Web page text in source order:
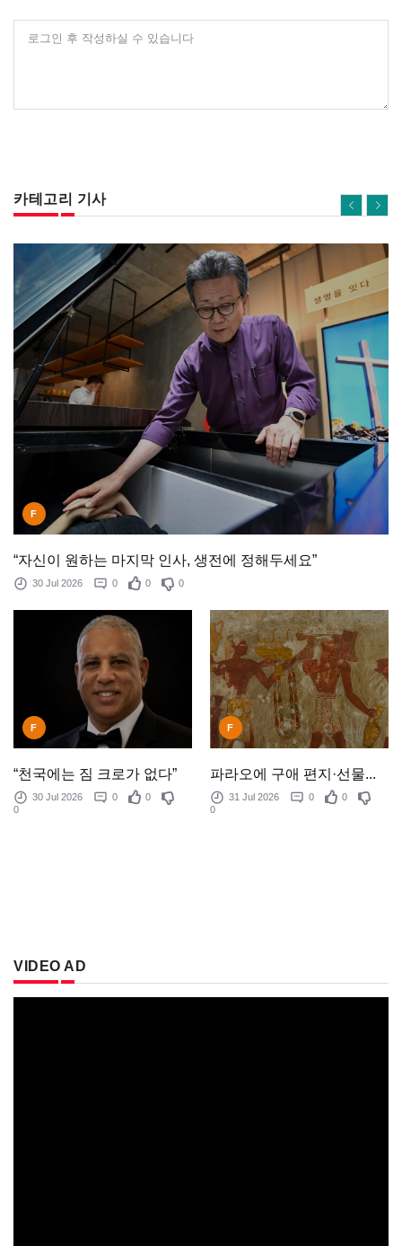
로그인 후 작성하실 수 있습니다
카테고리 기사
F
“자신이 원하는 마지막 인사, 생전에 정해두세요”
30 Jul 2026 0 0 0
F
“천국에는 짐 크로가 없다”
30 Jul 2026 0
0
0
F
파라오에 구애 편지·선물...
31 Jul 2026 0
0
0
VIDEO AD